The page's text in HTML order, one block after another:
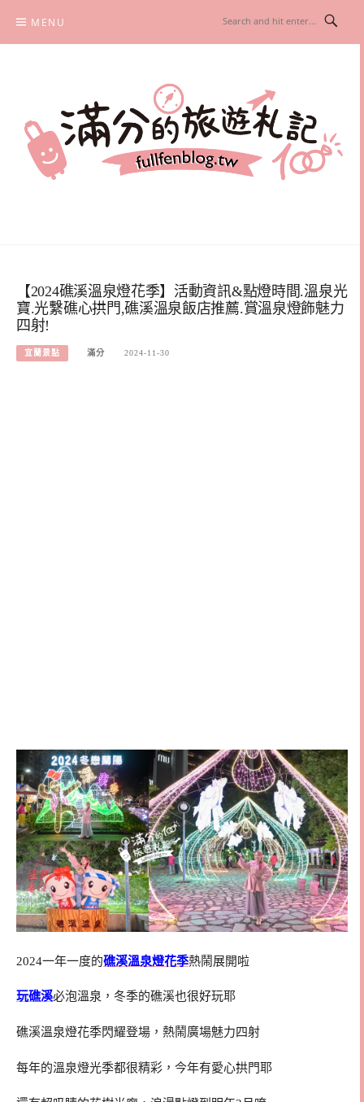
content
MENU
【2024礁溪溫泉燈花季】活動資訊&點燈時間.溫泉光
寶.光繫礁心拱門,礁溪溫泉飯店推薦.賞溫泉燈飾魅力
四射!
宜蘭景點 滿分 2024-11-30
2024一年一度的礁溪溫泉燈花季熱鬧展開啦
玩礁溪必泡溫泉，冬季的礁溪也很好玩耶
礁溪溫泉燈花季閃耀登場，熱鬧廣場魅力四射
每年的溫泉燈光季都很精彩，今年有愛心拱門耶